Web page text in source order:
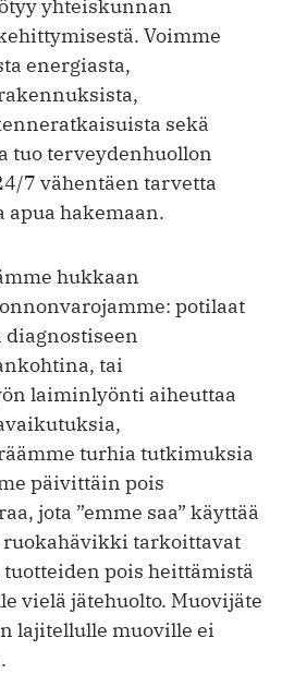
yhteiskunnan
Voimme
energiasta,
sekä
tuo terveydenhuollon
7 vähentäen tarvetta
hakemaan.
hukkaan
potilaat
diagnostiseen
tai
laiminlyönti aiheuttaa
turhia tutkimuksia
päivittäin pois
jota ”emme saa” käyttää
ruokahävikki tarkoittavat
pois heittämistä
vielä jätehuolto. Muovijäte
lajitellulle muoville ei